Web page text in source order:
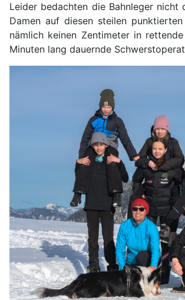
Leider bedachten die Bahnleger
Damen auf diesen steilen
nämlich keinen Zentimeter in
Minuten lang dauernde